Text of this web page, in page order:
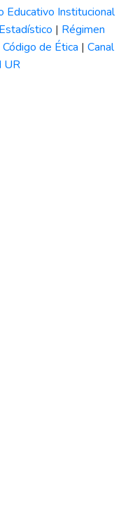
Educativo Institucional
| Régimen
Código de Ética | Canal
UR